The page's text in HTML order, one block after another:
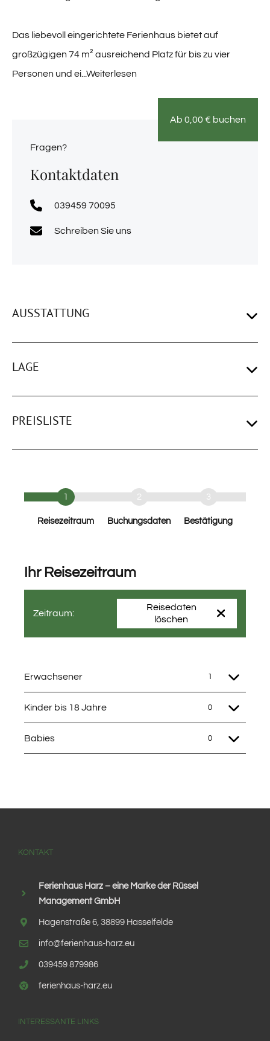
Das liebevoll eingerichtete Ferienhaus bietet auf
großzügigen 74 m² ausreichend Platz für bis zu vier
Personen und ei ...Weiterlesen
Ab 0,00 € buchen
Fragen?
Kontaktdaten
039459 70095
Schreiben Sie uns
AUSSTATTUNG
LAGE
PREISLISTE
KONTAKT
Ferienhaus Harz – eine Marke der Rüssel
Management GmbH
Hagenstraße 6, 38899 Hasselfelde
info@ferienhaus-harz.eu
039459 879986
ferienhaus-harz.eu
INTERESSANTE LINKS